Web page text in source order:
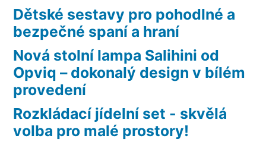
Dětské sestavy pro pohodlné a
bezpečné spaní a hraní
Nová stolní lampa Salihini od
Opviq – dokonalý design v bílém
provedení
Rozkládací jídelní set - skvělá
volba pro malé prostory!